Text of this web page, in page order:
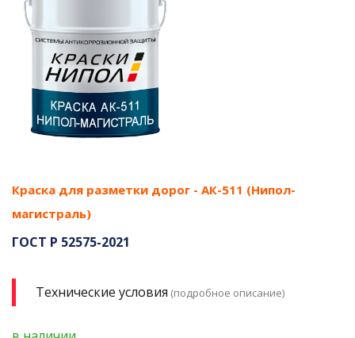
Краска для разметки дорог - АК-511 (Нипол-
магистраль)
ГОСТ Р 52575-2021
Технические условия (подробное описание)